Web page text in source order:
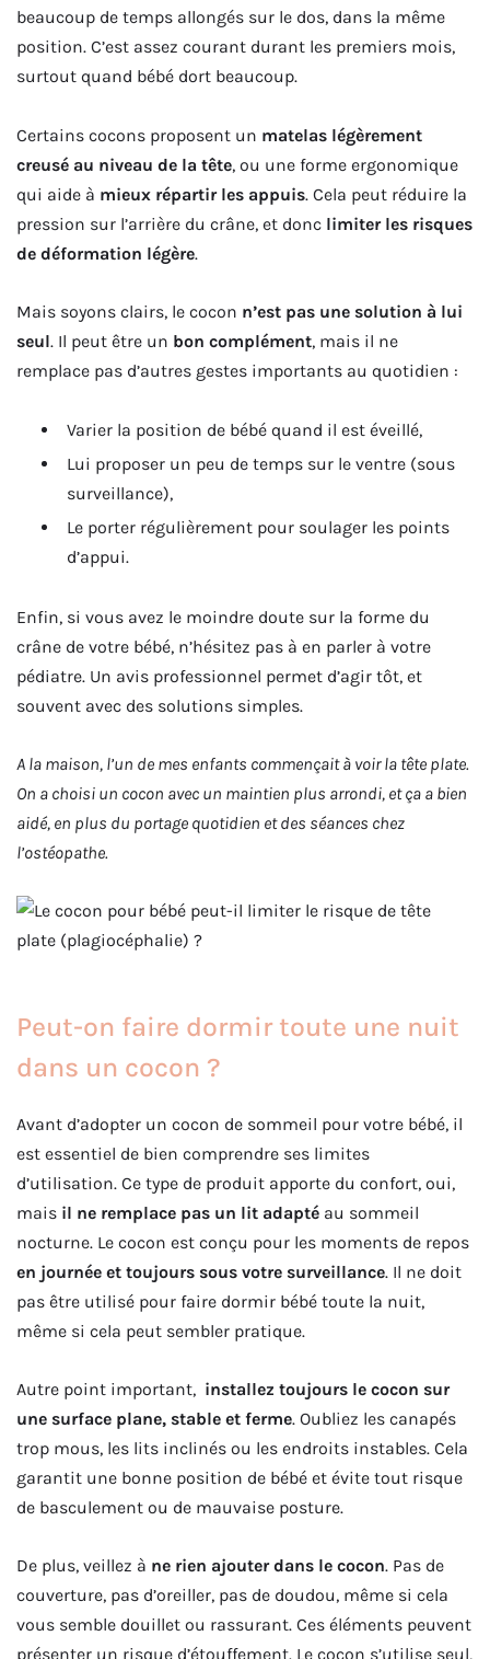
beaucoup de temps allongés sur le dos, dans la même
position. C’est assez courant durant les premiers mois,
surtout quand bébé dort beaucoup.
Certains cocons proposent un matelas légèrement
creusé au niveau de la tête, ou une forme ergonomique
qui aide à mieux répartir les appuis. Cela peut réduire la
pression sur l’arrière du crâne, et donc limiter les risques
de déformation légère.
Mais soyons clairs, le cocon n’est pas une solution à lui
seul. Il peut être un bon complément, mais il ne
remplace pas d’autres gestes importants au quotidien :
Varier la position de bébé quand il est éveillé,
Lui proposer un peu de temps sur le ventre (sous
surveillance),
Le porter régulièrement pour soulager les points
d’appui.
Enfin, si vous avez le moindre doute sur la forme du
crâne de votre bébé, n’hésitez pas à en parler à votre
pédiatre. Un avis professionnel permet d’agir tôt, et
souvent avec des solutions simples.
A la maison, l’un de mes enfants commençait à voir la tête plate.
On a choisi un cocon avec un maintien plus arrondi, et ça a bien
aidé, en plus du portage quotidien et des séances chez
l’ostéopathe.
Peut-on faire dormir toute une nuit
dans un cocon ?
Avant d’adopter un cocon de sommeil pour votre bébé, il
est essentiel de bien comprendre ses limites
d’utilisation. Ce type de produit apporte du confort, oui,
mais il ne remplace pas un lit adapté au sommeil
nocturne. Le cocon est conçu pour les moments de repos
en journée et toujours sous votre surveillance. Il ne doit
pas être utilisé pour faire dormir bébé toute la nuit,
même si cela peut sembler pratique.
Autre point important, installez toujours le cocon sur
une surface plane, stable et ferme. Oubliez les canapés
trop mous, les lits inclinés ou les endroits instables. Cela
garantit une bonne position de bébé et évite tout risque
de basculement ou de mauvaise posture.
De plus, veillez à ne rien ajouter dans le cocon. Pas de
couverture, pas d’oreiller, pas de doudou, même si cela
vous semble douillet ou rassurant. Ces éléments peuvent
présenter un risque d’étouffement. Le cocon s’utilise seul,